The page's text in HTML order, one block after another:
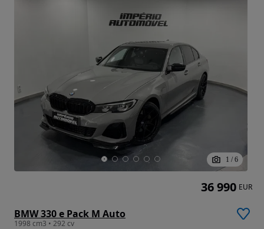
1 / 6
BMW 330 e Pack M Auto
1998 cm3 • 292 cv
36 990 EUR